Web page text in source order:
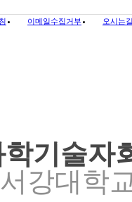
이메일수집거부 오시는
기술자
강대학